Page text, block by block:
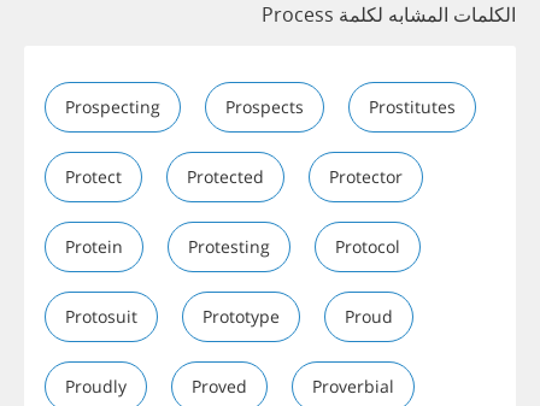
الكلمات المشابه لكلمة Process
Prospecting Prospects Prostitutes
Protect Protected Protector
Protein Protesting Protocol
Protosuit Prototype Proud
Proudly Proved Proverbial